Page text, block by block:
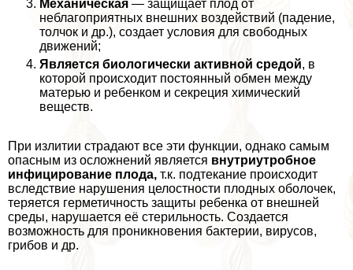
Механическая — защищает плод от
нeблагоприятных внешних воздействий (падение,
толчок и др.), создает условия для свободных
движений;
Является биологически активной средой, в
которой происходит постоянный обмен между
матерью и ребенком и секреция химический
веществ.
При излитии страдают все эти функции, однако самым
опасным из осложнений является внутриутробное
инфицирование плода, т.к. подтекание происходит
вследствие нарушения целостности плодных оболочек,
теряется герметичность защиты ребенка от внешней
среды, нарушается её стерильность. Создается
возможность для проникновения бактерии, вирусов,
грибов и др.